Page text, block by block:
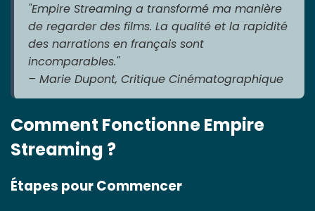
"Empire Streaming a transformé ma manière
de regarder des films. La qualité et la rapidité
des narrations en français sont
incomparables."
– Marie Dupont, Critique Cinématographique
Comment Fonctionne Empire
Streaming ?
Étapes pour Commencer